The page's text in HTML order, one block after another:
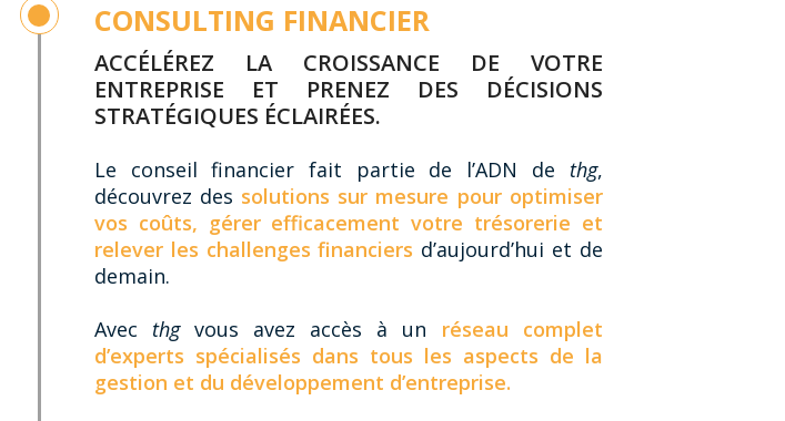
CONSULTING FINANCIER
ACCÉLÉREZ LA CROISSANCE DE VOTRE
ENTREPRISE ET PRENEZ DES DÉCISIONS
STRATÉGIQUES ÉCLAIRÉES.
Le conseil financier fait partie de l’ADN de thg,
découvrez des solutions sur mesure pour optimiser
vos coûts, gérer efficacement votre trésorerie et
relever les challenges financiers d’aujourd’hui et de
demain.
Avec thgvous avez accès à un réseau complet
d’experts spécialisés dans tous les aspects de la
gestion et du développement d’entreprise.